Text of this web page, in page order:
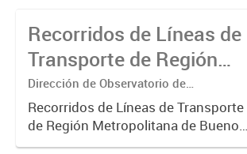
Recorridos de Líneas de
Transporte de Región
Metropolitana de
Buenos Aires (RMBA)
Dirección de Observatorio de
Transporte, Estudio y Sistemas
Recorridos de Líneas de Transporte
de Región Metropolitana de Buenos
Aires (RMBA).-